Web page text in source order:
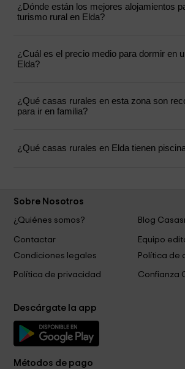
¿Dónde están los mejores alojamientos
turismo rural en Elda?
¿Cuál es el precio medio para dormir en
Elda?
¿Qué casas rurales en esta zona son
para ir en familia?
¿Qué casas rurales en Elda tienen
Sobre Nosotros
¿Quiénes somos?
Blog
Contactar
Equipo
Condiciones legales
Política de
Política de privacidad Confianza
Descárgate la app
Métodos de pago